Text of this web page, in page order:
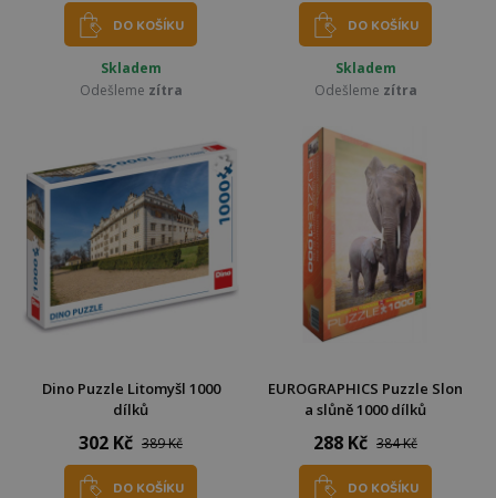
DO KOŠÍKU
Skladem
Odešleme zítra
DO KOŠÍKU
Skladem
Odešleme zítra
Dino Puzzle Litomyšl 1000
dílků
302 Kč 389 Kč
DO KOŠÍKU
EUROGRAPHICS Puzzle Slon
a slůně 1000 dílků
288 Kč 384 Kč
DO KOŠÍKU